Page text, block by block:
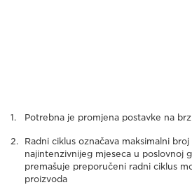
Potrebna je promjena postavke na
Radni ciklus označava maksimalni
najintenzivnijeg mjeseca u poslovnoj
premašuje preporučeni radni ciklus
proizvoda